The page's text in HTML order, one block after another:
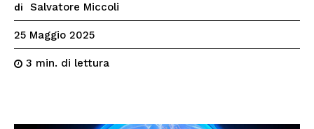
di Salvatore Miccoli
25 Maggio 2025
3 min. di lettura